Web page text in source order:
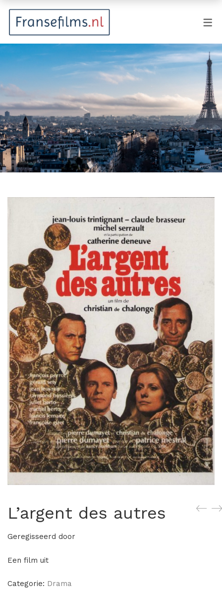
Animatie
Documentaire
Drama
Fantasy
Horror
Oorlogsfilm
Romantische komedie
Thriller
L’argent des autres
Geregisseerd door
Een film uit
Categorie: Drama